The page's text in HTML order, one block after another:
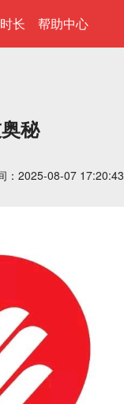
长 帮助中心
秘
：2025-08-07 17:20:43